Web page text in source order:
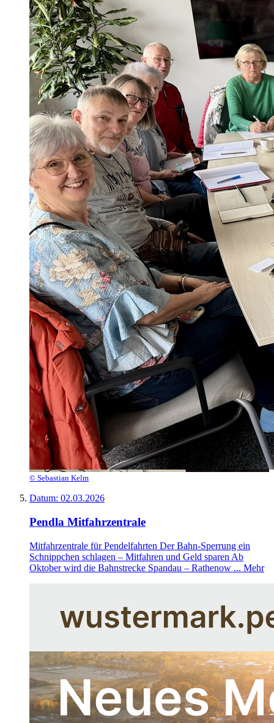
© Sebastian Kelm
Datum: 02.03.2026
Pendla Mitfahrzentrale
Mitfahrzentrale für Pendelfahrten Der Bahn-Sperrung ein
Schnippchen schlagen – Mitfahren und Geld sparen Ab
Oktober wird die Bahnstrecke Spandau – Rathenow ... Mehr